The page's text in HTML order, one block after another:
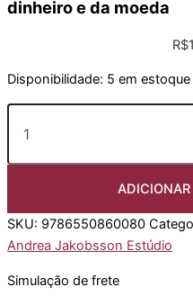
dinheiro e da moeda
R$
Disponibilidade: 5 em estoque
A
insaciável
do
história
do
dinheiro
e
da
SKU: 9786550860080
Andrea Jakobsson Estúdio
Simulação de frete